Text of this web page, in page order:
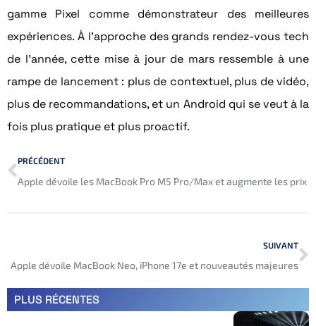
gamme Pixel comme démonstrateur des meilleures
expériences. À l’approche des grands rendez-vous tech
de l’année, cette mise à jour de mars ressemble à une
rampe de lancement : plus de contextuel, plus de vidéo,
plus de recommandations, et un Android qui se veut à la
fois plus pratique et plus proactif.
PRÉCÉDENT
Apple dévoile les MacBook Pro M5 Pro/Max et augmente les prix
SUIVANT
Apple dévoile MacBook Neo, iPhone 17e et nouveautés majeures
PLUS RÉCENTES